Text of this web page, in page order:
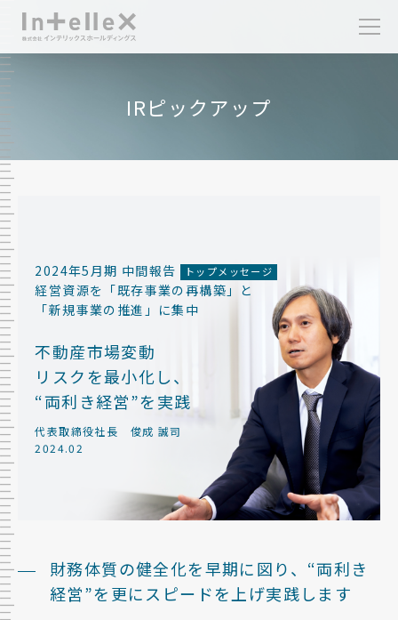
IRニュースリリース
経営方針について
IRピックアップ
業績・財務
IR情報ライブラリー
電子公告
IRピックアップ
2024年5月期 中間報告 トップメッセージ
経営資源を「既存事業の再構築」と
「新規事業の推進」に集中
不動産市場変動
リスクを最小化し、
“両利き経営”を実践
代表取締役社長 俊成 誠司
2024.02
財務体質の健全化を早期に図り、“両利き
経営”を更にスピードを上げ実践します